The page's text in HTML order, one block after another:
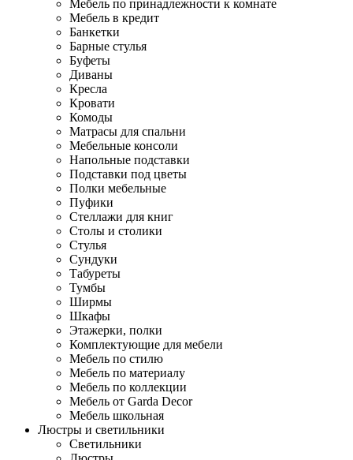
Мебель по принадлежности к комнате
Мебель в кредит
Банкетки
Барные стулья
Буфеты
Диваны
Кресла
Кровати
Комоды
Матрасы для спальни
Мебельные консоли
Напольные подставки
Подставки под цветы
Полки мебельные
Пуфики
Стеллажи для книг
Столы и столики
Стулья
Сундуки
Табуреты
Тумбы
Ширмы
Шкафы
Этажерки, полки
Комплектующие для мебели
Мебель по стилю
Мебель по материалу
Мебель по коллекции
Мебель от Garda Decor
Мебель школьная
Люстры и светильники
Светильники